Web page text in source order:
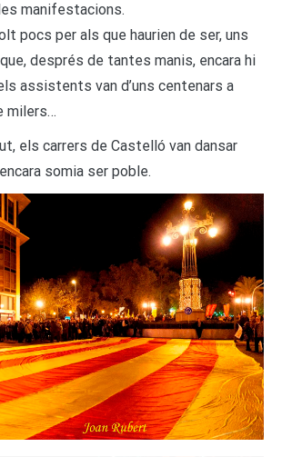
manifestacions.
pocs per als que haurien de ser, uns
després de tantes manis, encara hi
assistents van d’uns centenars a
milers…
els carrers de Castelló van dansar
somia ser poble.